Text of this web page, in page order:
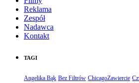
Reklama
Zespół
Nadawca
Kontakt
TAGI
Angelika Bąk Bez Filtrów ChicagoZawiercie